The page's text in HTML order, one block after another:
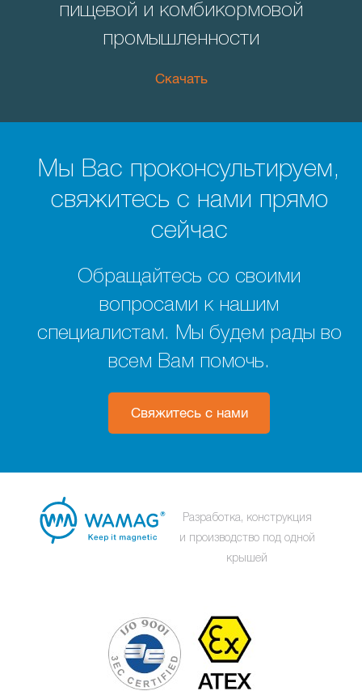
пищевой и комбикормовой
промышленности
Скачать
Мы Вас проконсультируем,
свяжитесь с нами прямо
сейчас
Обращайтесь со своими
вопросами к нашим
специалистам. Мы будем рады во
всем Вам помочь.
Свяжитесь с нами
Разработка, конструкция
и производство под одной
крышей